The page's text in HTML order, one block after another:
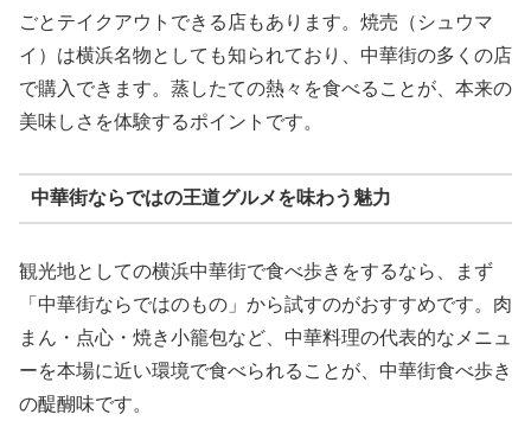
ごとテイクアウトできる店もあります。焼売（シュウマ
イ）は横浜名物としても知られており、中華街の多くの店
で購入できます。蒸したての熱々を食べることが、本来の
美味しさを体験するポイントです。
中華街ならではの王道グルメを味わう魅力
観光地としての横浜中華街で食べ歩きをするなら、まず
「中華街ならではのもの」から試すのがおすすめです。肉
まん・点心・焼き小籠包など、中華料理の代表的なメニュ
ーを本場に近い環境で食べられることが、中華街食べ歩き
の醍醐味です。